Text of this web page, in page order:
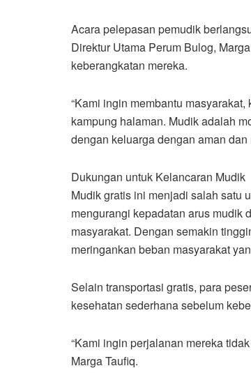
Acara pelepasan pemudik
Direktur Utama Perum Bulog,
keberangkatan mereka.
“Kami ingin membantu
kampung halaman. Mudik adalah
dengan keluarga dengan aman
Dukungan untuk Kelancaran Mudik
Mudik gratis ini menjadi salah satu
mengurangi kepadatan arus mudik
masyarakat. Dengan semakin
meringankan beban masyarakat
Selain transportasi gratis, para
kesehatan sederhana sebelum
“Kami ingin perjalanan mereka
Marga Taufiq.